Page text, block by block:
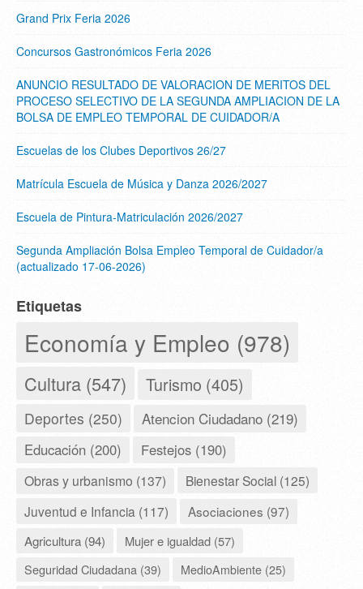
Grand Prix Feria 2026
Concursos Gastronómicos Feria 2026
ANUNCIO RESULTADO DE VALORACION DE MERITOS DEL
PROCESO SELECTIVO DE LA SEGUNDA AMPLIACION DE LA
BOLSA DE EMPLEO TEMPORAL DE CUIDADOR/A
Escuelas de los Clubes Deportivos 26/27
Matrícula Escuela de Música y Danza 2026/2027
Escuela de Pintura-Matriculación 2026/2027
Segunda Ampliación Bolsa Empleo Temporal de Cuidador/a
(actualizado 17-06-2026)
Etiquetas
Economía y Empleo (978)
Cultura (547) Turismo (405)
Deportes (250) Atencion Ciudadano (219)
Educación (200) Festejos (190)
Obras y urbanismo (137)
Bienestar Social (125)
Juventud e Infancia (117)
Asociaciones (97)
Agricultura (94)
Mujer e igualdad (57)
Seguridad Ciudadana (39)
MedioAmbiente (25)